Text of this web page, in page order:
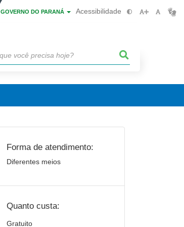
GOVERNO DO PARANÁ Acessibilidade
Forma de atendimento:
Diferentes meios
Quanto custa:
Gratuito